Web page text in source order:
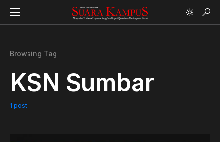
Browsing Tag
KSN Sumbar
1 post